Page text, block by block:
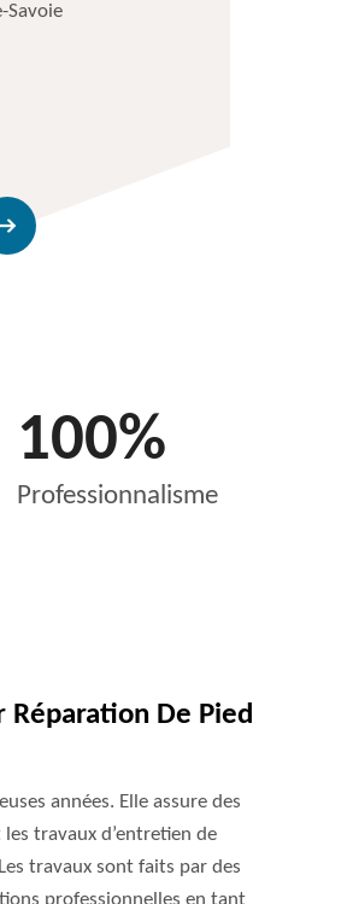
Savoie
100%
Professionnalisme
Réparation De Pied
années. Elle assure des
travaux d’entretien de
travaux sont faits par des
professionnelles en tant